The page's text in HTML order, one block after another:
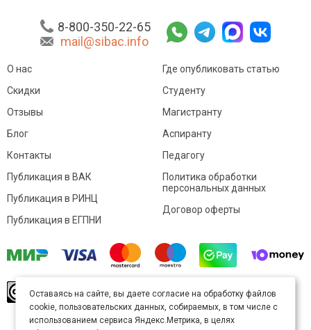
8-800-350-22-65
mail@sibac.info
О нас
Скидки
Отзывы
Блог
Контакты
Где опубликовать статью
Студенту
Магистранту
Аспиранту
Педагогу
Публикация в ВАК
Публикация в РИНЦ
Публикация в ЕГПНИ
Политика обработки
персональных данных
Договор оферты
произведение доступно полицензии Creative
Commons «Attribution» («Атрибуция») 4.0
Непортированная.
Оставаясь на сайте, вы даете согласие на обработку файлов
cookie, пользовательских данных, собираемых, в том числе с
использованием сервиса Яндекс.Метрика, в целях